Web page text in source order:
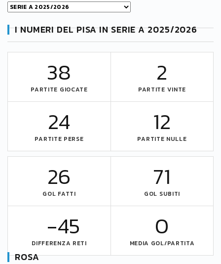
I NUMERI DEL PISA IN SERIE A 2025/2026
38
PARTITE GIOCATE
2
PARTITE VINTE
24
PARTITE PERSE
12
PARTITE NULLE
26
GOL FATTI
71
GOL SUBITI
-45
DIFFERENZA RETI
0
MEDIA GOL/PARTITA
ROSA